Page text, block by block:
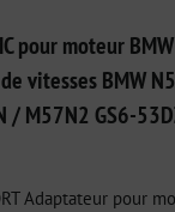
pour moteur
vitesses BMW
/ M57N2 GS6-
Adaptateur pour